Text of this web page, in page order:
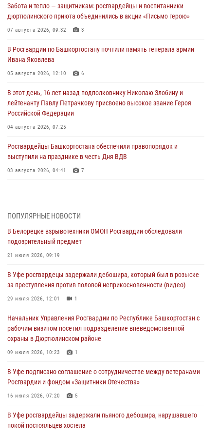
Забота и тепло — защитникам: росгвардейцы и воспитанники
дюртюлинского приюта объединились в акции «Письмо герою»
07 августа 2026, 09:32 3
В Росгвардии по Башкортостану почтили память генерала армии
Ивана Яковлева
05 августа 2026, 12:10 6
В этот день, 16 лет назад подполковнику Николаю Злобину и
лейтенанту Павлу Петрачкову присвоено высокое звание Героя
Российской Федерации
04 августа 2026, 07:25
Росгвардейцы Башкортостана обеспечили правопорядок и
выступили на празднике в честь Дня ВДВ
03 августа 2026, 04:41 7
03 августа 2026, 04:30 8
В Башкирии росгвардейцы провели волейбольный турнир на
открытом воздухе
03 августа 2026, 04:29
В Уфе росгвардейцы по горячим следам задержали
подозреваемого в открытом хищении из аптеки (видео)
03 августа 2026, 04:15
Начальник отделения учёта и комплектования Росгвардии
Башкортостана ответил на вопросы граждан
30 июля 2026, 12:54
за преступления против половой неприкосновенности (видео)
29 июля 2026, 12:01
ПОПУЛЯРНЫЕ НОВОСТИ
В Белорецке взрывотехники ОМОН Росгвардии обследовали
подозрительный предмет
21 июля 2026, 09:19
В Уфе росгвардецы задержали дебошира, который был в розыске
за преступления против половой неприкосновенности (видео)
29 июля 2026, 12:01 1
Начальник Управления Росгвардии по Республике Башкортостан с
рабочим визитом посетил подразделение вневедомственной
охраны в Дюртюлинском районе
09 июля 2026, 10:23 1
В Уфе подписано соглашение о сотрудничестве между ветеранами
Росгвардии и фондом «Защитники Отечества»
16 июля 2026, 07:20 5
В Уфе росгвардейцы задержали пьяного дебошира, нарушавшего
покой постояльцев хостела